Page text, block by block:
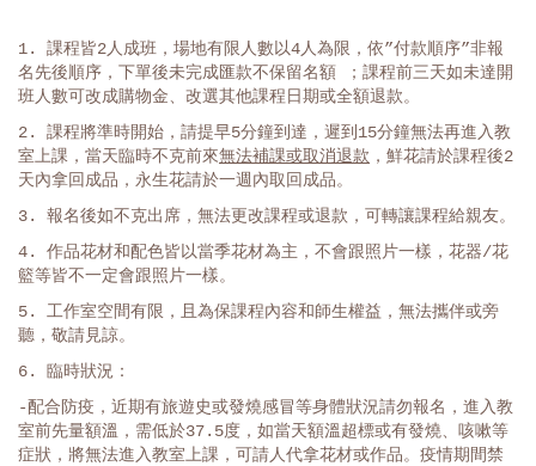
1. 課程皆2人成班，場地有限人數以4人為限，依”付款順序”非報
名先後順序，下單後未完成匯款不保留名額 ；課程前三天如未達開
班人數可改成購物金、改選其他課程日期或全額退款。
2. 課程將準時開始，請提早5分鐘到達，遲到15分鐘無法再進入教
室上課，當天臨時不克前來無法補課或取消退款 ，鮮花請於課程後2
天內拿回成品，永生花請於一週內取回成品。
3. 報名後如不克出席，無法更改課程或退款，可轉讓課程給親友。
4. 作品花材和配色皆以當季花材為主，不會跟照片一樣，花器/花
籃等皆不一定會跟照片一樣。
5. 工作室空間有限，且為保課程內容和師生權益，無法攜伴或旁
聽，敬請見諒。
6. 臨時狀況：
-配合防疫，近期有旅遊史或發燒感冒等身體狀況請勿報名，進入教
室前先量額溫，需低於37.5度，如當天額溫超標或有發燒、咳嗽等
症狀，將無法進入教室上課，可請人代拿花材或作品。疫情期間禁